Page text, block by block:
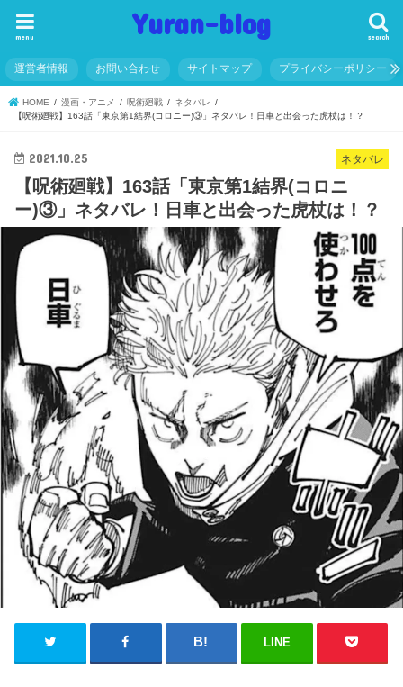
Yuran-blog search
menu
運営者情報 お問い合わせ サイトマップ プライバシーポリシー
HOME 漫画・アニメ 呪術廻戦
ネタバレ
【呪術廻戦】163話「東京第1結界(コロニー)③」ネタバレ！日車と出会った虎杖は！？
ネタバレ
2021.10.25
【呪術廻戦】163話「東京第1結界(コロニ
ー)③」ネタバレ！日車と出会った虎杖は！？
LINE